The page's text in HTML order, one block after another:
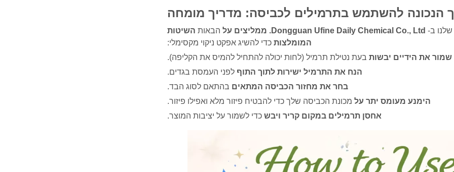
הנכונה להשתמש בתרמילים לכביסה: מדריך מומחה
ב- Dongguan Ufine Daily Chemical Co., Ltd. ממליצים על הבאות השיטות
המומלצות כדי להשיג אפקט ניקוי מקסימלי:
שמור את הידיים יבשות בעת נטילת תרמיל (לחות יכולה להתחיל להמיס את הקליפה).
הנח את התרמיל ישירות לתוך התוף לפני העמסת בגדים.
בחר את מחזור הכביסה המתאים בהתאם לסוג הבד.
הימנע מעומס יתר על מכונת הכביסה שלך כדי להבטיח פיזור מלא ואפילו פיזור.
אחסן תרמילים במקום קריר ויבש כדי לשמור על יציבות המוצר.